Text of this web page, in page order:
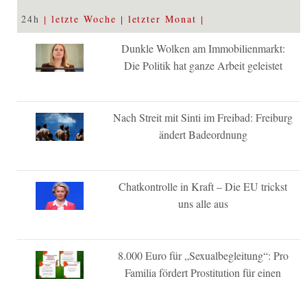
24h letzte Woche letzter Monat
Dunkle Wolken am Immobilienmarkt:
Die Politik hat ganze Arbeit geleistet
Nach Streit mit Sinti im Freibad: Freiburg
ändert Badeordnung
Chatkontrolle in Kraft – Die EU trickst
uns alle aus
8.000 Euro für „Sexualbegleitung“: Pro
Familia fördert Prostitution für einen